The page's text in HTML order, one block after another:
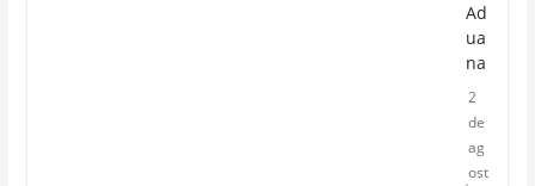
Ad
ua
na
2
de
ag
ost